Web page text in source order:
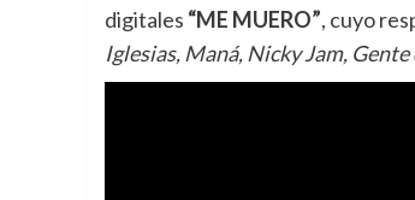
digitales “ME MUERO”, cuyo
Iglesias, Maná, Nicky Jam, Gente